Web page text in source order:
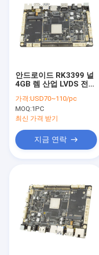
안드로이드 RK3399 널
4GB 렘 산업 LVDS 전시
가격:USD70~110/pc
MOQ:1PC
최신 가격 받기
지금 연락